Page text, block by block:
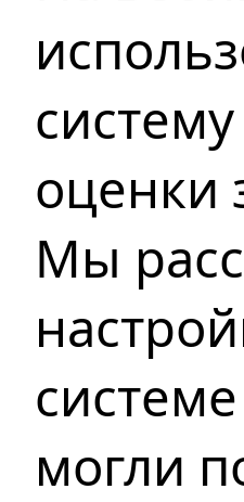
оценки
Мы
могли